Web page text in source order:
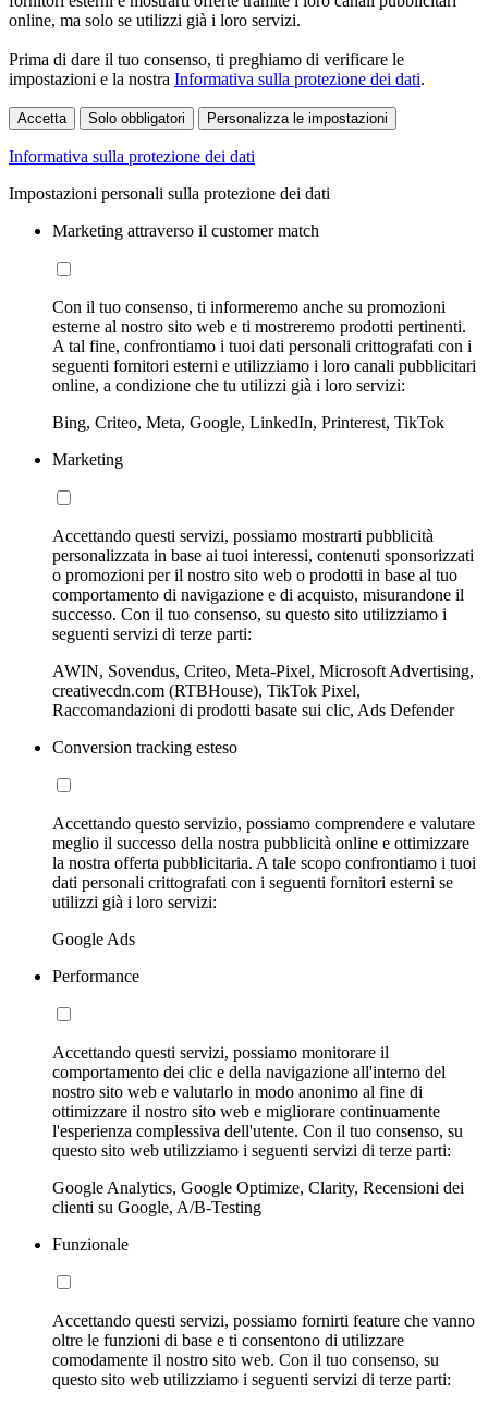
online, ma solo se utilizzi già i loro servizi.
Prima di dare il tuo consenso, ti preghiamo di verificare le
impostazioni e la nostra Informativa sulla protezione dei dati.
Accetta Solo obbligatori Personalizza le impostazioni
Informativa sulla protezione dei dati
Impostazioni personali sulla protezione dei dati
Marketing attraverso il customer match
Con il tuo consenso, ti informeremo anche su promozioni
esterne al nostro sito web e ti mostreremo prodotti pertinenti.
A tal fine, confrontiamo i tuoi dati personali crittografati con i
seguenti fornitori esterni e utilizziamo i loro canali pubblicitari
online, a condizione che tu utilizzi già i loro servizi:
Bing, Criteo, Meta, Google, LinkedIn, Printerest, TikTok
Marketing
Accettando questi servizi, possiamo mostrarti pubblicità
personalizzata in base ai tuoi interessi, contenuti sponsorizzati
o promozioni per il nostro sito web o prodotti in base al tuo
comportamento di navigazione e di acquisto, misurandone il
successo. Con il tuo consenso, su questo sito utilizziamo i
seguenti servizi di terze parti:
AWIN, Sovendus, Criteo, Meta-Pixel, Microsoft Advertising,
creativecdn.com (RTBHouse), TikTok Pixel,
Raccomandazioni di prodotti basate sui clic, Ads Defender
Conversion tracking esteso
Accettando questo servizio, possiamo comprendere e valutare
meglio il successo della nostra pubblicità online e ottimizzare
la nostra offerta pubblicitaria. A tale scopo confrontiamo i tuoi
dati personali crittografati con i seguenti fornitori esterni se
utilizzi già i loro servizi:
Google Ads
Performance
Accettando questi servizi, possiamo monitorare il
comportamento dei clic e della navigazione all'interno del
nostro sito web e valutarlo in modo anonimo al fine di
ottimizzare il nostro sito web e migliorare continuamente
l'esperienza complessiva dell'utente. Con il tuo consenso, su
questo sito web utilizziamo i seguenti servizi di terze parti:
Google Analytics, Google Optimize, Clarity, Recensioni dei
clienti su Google, A/B-Testing
Funzionale
Accettando questi servizi, possiamo fornirti feature che vanno
oltre le funzioni di base e ti consentono di utilizzare
comodamente il nostro sito web. Con il tuo consenso, su
questo sito web utilizziamo i seguenti servizi di terze parti: